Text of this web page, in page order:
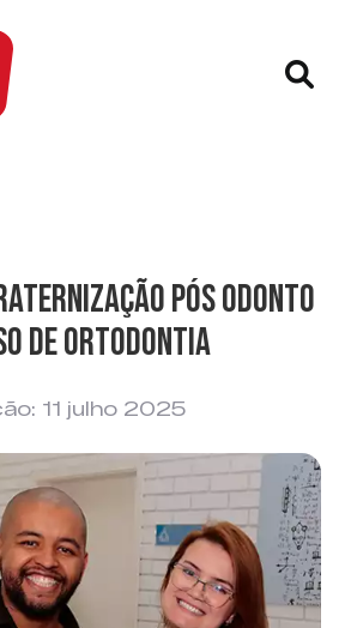
Pós Odonto
de Ortodontia
11 julho 2025